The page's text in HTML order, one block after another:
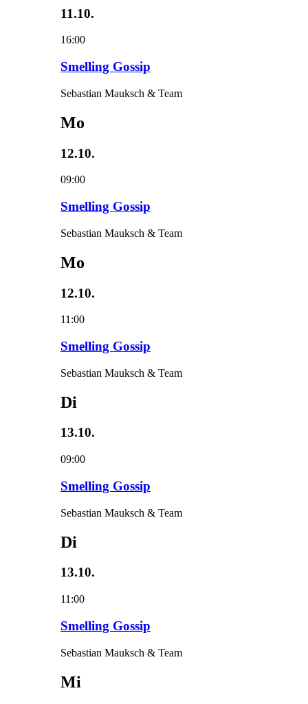
11.10.
16:00
Smelling Gossip
Sebastian Mauksch & Team
Mo
12.10.
09:00
Smelling Gossip
Sebastian Mauksch & Team
Mo
12.10.
11:00
Smelling Gossip
Sebastian Mauksch & Team
Di
13.10.
09:00
Smelling Gossip
Sebastian Mauksch & Team
Di
13.10.
11:00
Smelling Gossip
Sebastian Mauksch & Team
Mi